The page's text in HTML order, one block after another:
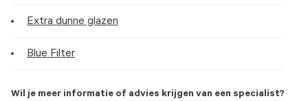
Extra dunne glazen
Blue Filter
Wil je meer informatie of advies krijgen van een specialist?